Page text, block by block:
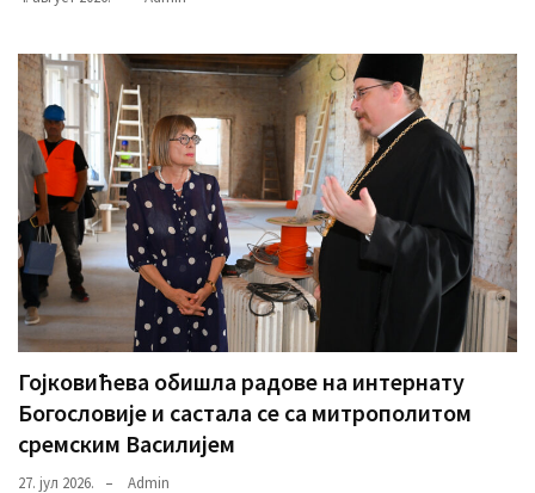
Гојковићева обишла радове на интернату
Богословије и састала се са митрополитом
сремским Василијем
27. јул 2026. Admin